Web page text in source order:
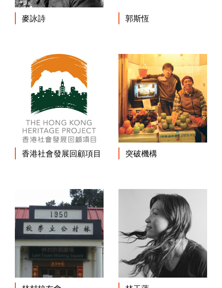
麥詠詩 郭斯恆
香港社會發展回顧項目 突破機構